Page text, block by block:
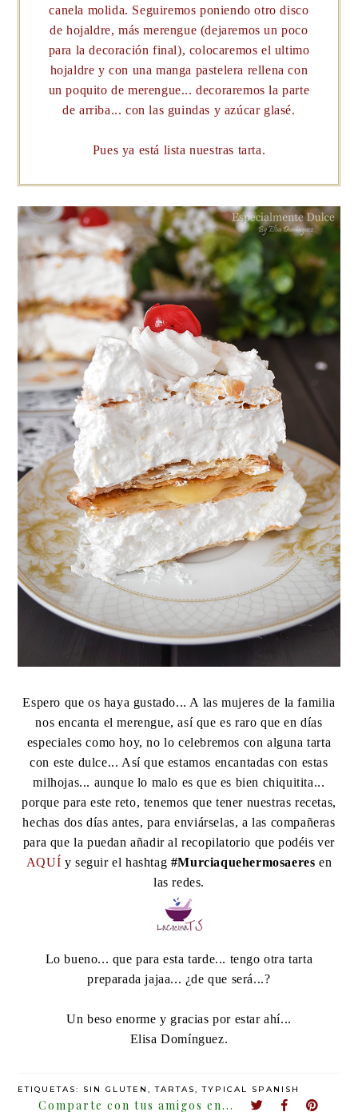
canela molida. Seguiremos poniendo otro disco
de hojaldre, más merengue (dejaremos un poco
para la decoración final), colocaremos el ultimo
hojaldre y con una manga pastelera rellena con
un poquito de merengue... decoraremos la parte
de arriba... con las guindas y azúcar glasé.
Pues ya está lista nuestras tarta.
Espero que os haya gustado... A las mujeres de la familia
nos encanta el merengue, así que es raro que en días
especiales como hoy, no lo celebremos con alguna tarta
con este dulce... Así que estamos encantadas con estas
milhojas... aunque lo malo es que es bien chiquitita...
porque para este reto, tenemos que tener nuestras recetas,
hechas dos días antes, para enviárselas, a las compañeras
para que la puedan añadir al recopilatorio que podéis ver
AQUÍ y seguir el hashtag #Murciaquehermosaeres en
las redes.
Lo bueno... que para esta tarde... tengo otra tarta
preparada jajaa... ¿de que será...?
Un beso enorme y gracias por estar ahí...
Elisa Domínguez.
ETIQUETAS: SIN GLUTEN,TARTAS,TYPICAL SPANISH